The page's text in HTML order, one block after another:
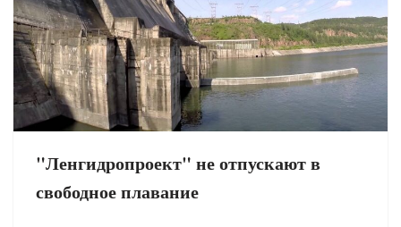
"Ленгидропроект" не отпускают в
свободное плавание